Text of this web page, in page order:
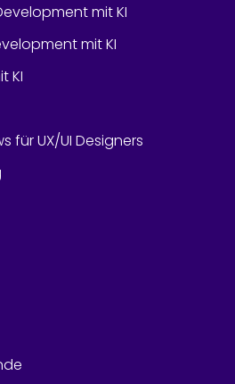
mit KI
mit KI
KI
für UX/UI Designers